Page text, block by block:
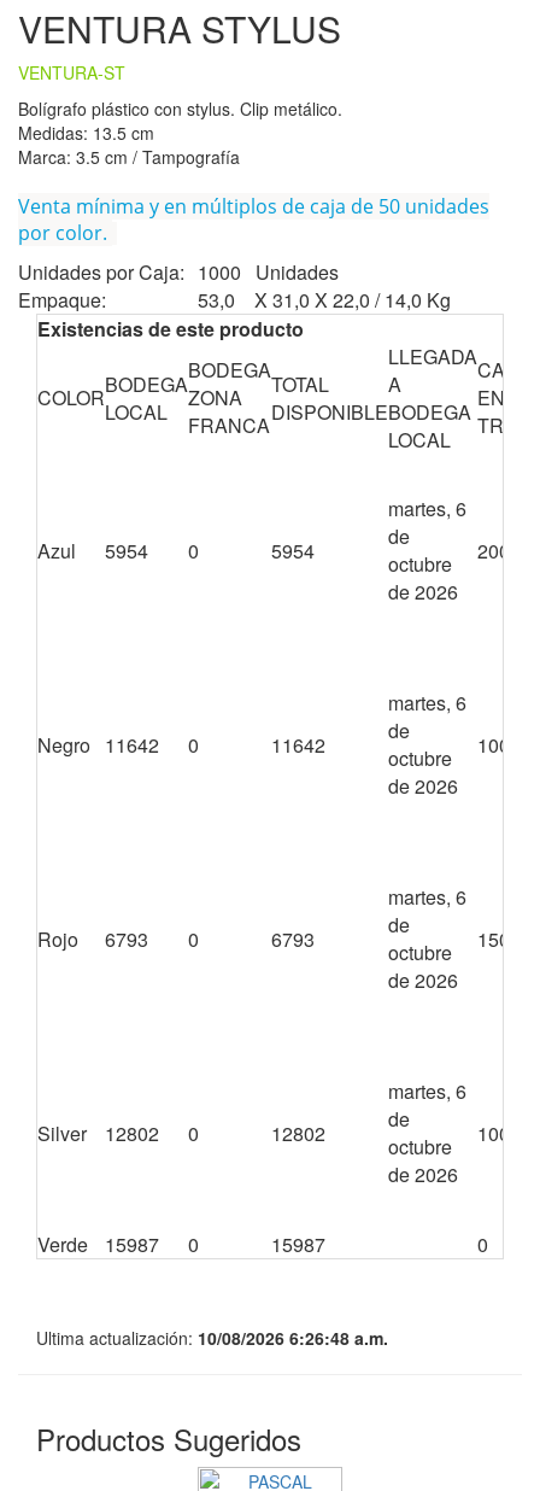
VENTURA STYLUS
VENTURA-ST
Bolígrafo plástico con stylus. Clip metálico.
Medidas: 13.5 cm
Marca: 3.5 cm / Tampografía
Venta mínima y en múltiplos de caja de 50 unidades
por color.
Unidades por Caja: 1000 Unidades
Empaque:
53,0 X 31,0 X 22,0 / 14,0 Kg
Existencias de este producto
COLORBODEGA
LOCAL
BODEGA
ZONA
FRANCA
TOTAL
DISPONIBLE
LLEGADA
A
BODEGA
LOCAL
EN
Azul 5954 0 5954
martes, 6
de
octubre
de 2026
20000
Negro 11642 0 11642
martes, 6
de
octubre
de 2026
10000
Rojo 6793 0 6793
martes, 6
de
octubre
de 2026
15000
Silver 12802 0 12802
martes, 6
de
octubre
de 2026
10000
Verde 15987 0 15987 0
Ultima actualización: 10/08/2026 6:26:48 a.m.
Productos Sugeridos